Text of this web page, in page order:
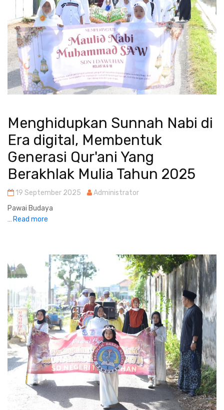
Menghidupkan Sunnah Nabi di
Era digital, Membentuk
Generasi Qur'ani Yang
Berakhlak Mulia Tahun 2025
19 September 2025
Administrator
Pawai Budaya
... Read more